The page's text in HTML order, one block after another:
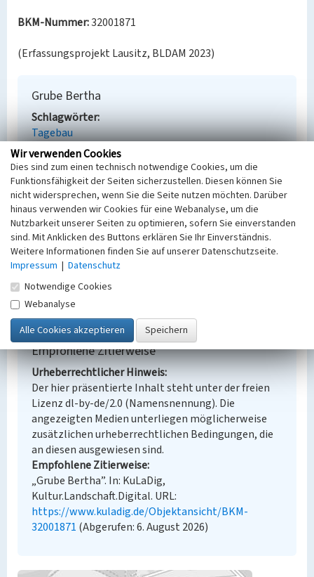
BKM-Nummer:32001871
(Erfassungsprojekt Lausitz, BLDAM 2023)
Grube Bertha
Schlagwörter
Tagebau
Ort
Meuro
Alternativer Ortsname
Zly Komorow
Fachsicht(en)
Denkmalpflege
Erfassungsmaßstab
Keine Angabe
Erfassungsmethode
Übernahme aus externer Fachdatenbank
Empfohlene Zitierweise
Urheberrechtlicher Hinweis
Der hier präsentierte Inhalt steht unter der freien
Lizenz dl-by-de/2.0 (Namensnennung). Die
angezeigten Medien unterliegen möglicherweise
zusätzlichen urheberrechtlichen Bedingungen, die
an diesen ausgewiesen sind.
Empfohlene Zitierweise
„Grube Bertha”. In: KuLaDig,
Kultur.Landschaft.Digital. URL:
https://www.kuladig.de/Objektansicht/BKM-
32001871 (Abgerufen: 6. August 2026)
Wir verwenden Cookies
Dies sind zum einen technisch notwendige Cookies, um die
Funktionsfähigkeit der Seiten sicherzustellen. Diesen können Sie
nicht widersprechen, wenn Sie die Seite nutzen möchten. Darüber
hinaus verwenden wir Cookies für eine Webanalyse, um die
Nutzbarkeit unserer Seiten zu optimieren, sofern Sie einverstanden
sind. Mit Anklicken des Buttons erklären Sie Ihr Einverständnis.
Weitere Informationen finden Sie auf unserer Datenschutzseite.
Impressum | Datenschutz
Notwendige Cookies
Webanalyse